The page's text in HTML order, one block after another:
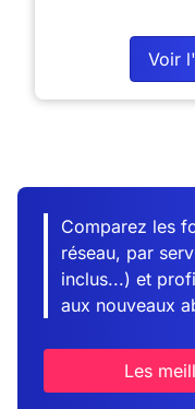
Voir
Comparez les
réseau, par
inclus...) et
aux nouveaux
Les